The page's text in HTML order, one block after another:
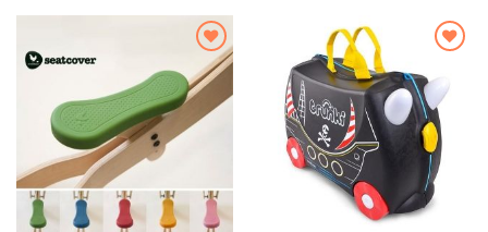
Dodajte
na listu
želja
na listu
želja